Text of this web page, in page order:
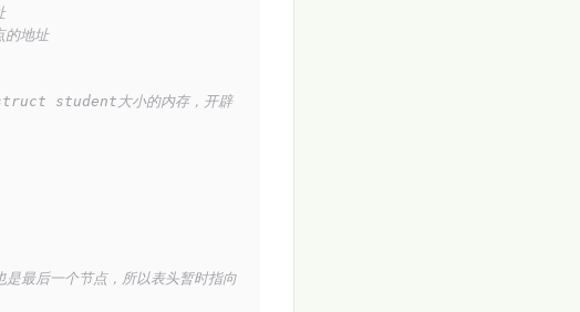
的地址
student大小的内存，开辟
最后一个节点，所以表头暂时指向